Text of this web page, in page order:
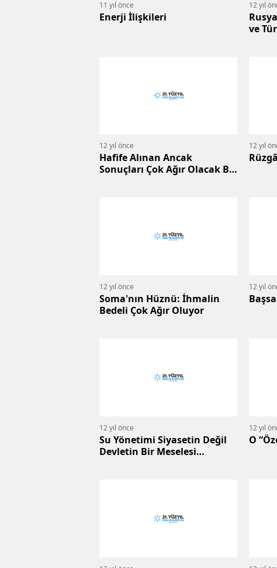
11 yıl önce
Enerji İlişkileri
12 yıl
ve
12 yıl önce
Hafife Alınan Ancak
Sonuçları Çok Ağır Olacak Bir
12 yıl
12 yıl önce
Soma'nın Hüznü: İhmalin
Bedeli Çok Ağır Oluyor
12 yıl
12 yıl önce
Su Yönetimi Siyasetin Değil
Devletin Bir Meselesi
12 yıl
O